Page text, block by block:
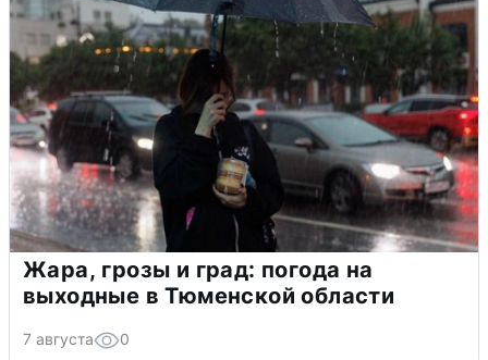
Жара, грозы и град: погода на
выходные в Тюменской области
7 августа 0